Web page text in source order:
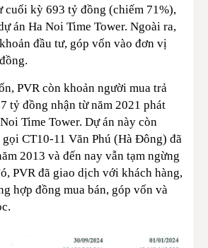
cuối kỳ 693 tỷ đồng (chiếm 71%),
án Ha Noi Time Tower. Ngoài ra,
đầu tư, góp vốn vào đơn vị
PVR còn khoản người mua trả
tỷ đồng nhận từ năm 2021 phát
Time Tower. Dự án này còn
CT10-11 Văn Phú (Hà Đông) đã
2013 và đến nay vẫn tạm ngừng
PVR đã giao dịch với khách hàng,
hợp đồng mua bán, góp vốn và